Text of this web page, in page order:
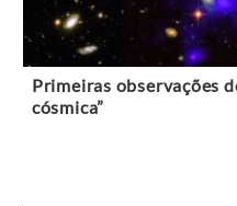
Primeiras observações
cósmica”